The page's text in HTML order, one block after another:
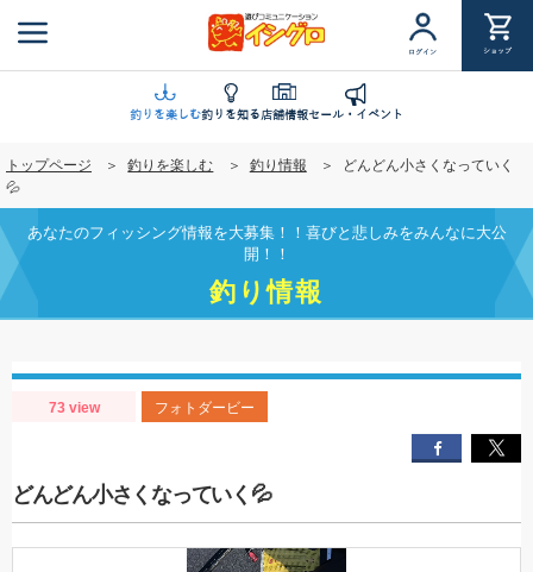
ン
ツ
移
動
ログイン ショップ
釣りを楽しむ釣りを知る店舗情報セール・イベント
トップページ 釣りを楽しむ 釣り情報
どんどん小さくなっていく
💦
あなたのフィッシング情報を大募集！！喜びと悲しみをみんなに大公
開！！
釣り情報
73 view フォトダービー
どんどん小さくなっていく💦